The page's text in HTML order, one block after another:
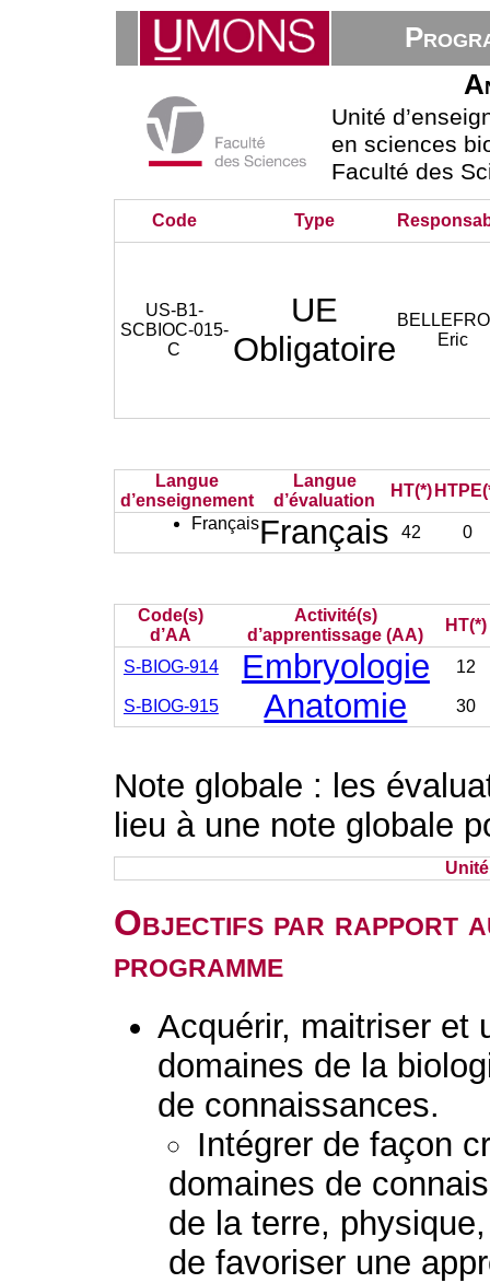
Unité
en sciences
Faculté des
Code Type
US-B1-
SCBIOC-015-
C
UE
Obligatoire
Eric
Langue
d’enseignement
Langue
d’évaluation
HT(*)
FrançaisFrançais 42 0
Code(s)
d’AA
Activité(s)
d’apprentissage (AA)
HT(*)
S-BIOG-914 Embryologie 12
S-BIOG-915 Anatomie 30
Note globale : les
lieu à une note globale
Objectifs par rapport
programme
Acquérir, maitriser et
domaines de la
de connaissances.
Intégrer de façon
domaines de
de la terre,
de favoriser une